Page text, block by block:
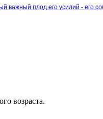
важный плод его усилий - его
возраста.